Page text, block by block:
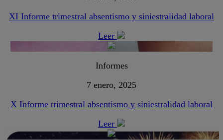
XI Informe trimestral absentismo y siniestralidad laboral
Leer
Informes
7 enero, 2025
X Informe trimestral absentismo y siniestralidad laboral
Leer